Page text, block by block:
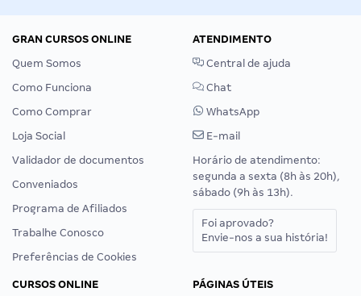
GRAN CURSOS ONLINE
Quem Somos
Como Funciona
Como Comprar
Loja Social
Validador de documentos
Conveniados
Programa de Afiliados
Trabalhe Conosco
Preferências de Cookies
ATENDIMENTO
Central de ajuda
Chat
WhatsApp
E-mail
Horário de atendimento:
segunda a sexta (8h às 20h),
sábado (9h às 13h).
Foi aprovado?
Envie-nos a sua história!
CURSOS ONLINE
PÁGINAS ÚTEIS